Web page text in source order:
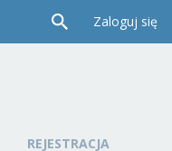
Zaloguj się
REJESTRACJA